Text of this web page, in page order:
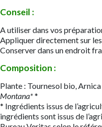
Conseil :
A utiliser dans vos
​Appliquer directement sur
Conserver dans un endroit
Composition :
Plante : Tournesol bio,
Montana**
* Ingrédients issus de
ingrédients sont issus de